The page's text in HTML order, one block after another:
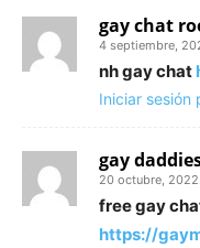
gay chat
4 septiembre,
nh gay chat
Iniciar sesión
gay
20 octubre,
free gay
https://